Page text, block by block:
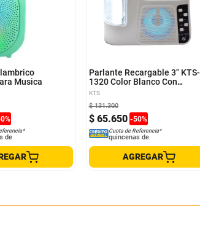
Musica
%
de
Parlante Recargable 3" KTS-
1320 Color Blanco Con
Linterna Bluetooth Y FM
KTS
$ 65.650 -50%
$ 131.300
Cuota de Referencia*
quincenas de
AGREGAR